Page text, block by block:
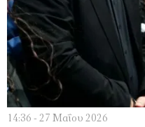
14:36 - 27 Μαΐου 2026